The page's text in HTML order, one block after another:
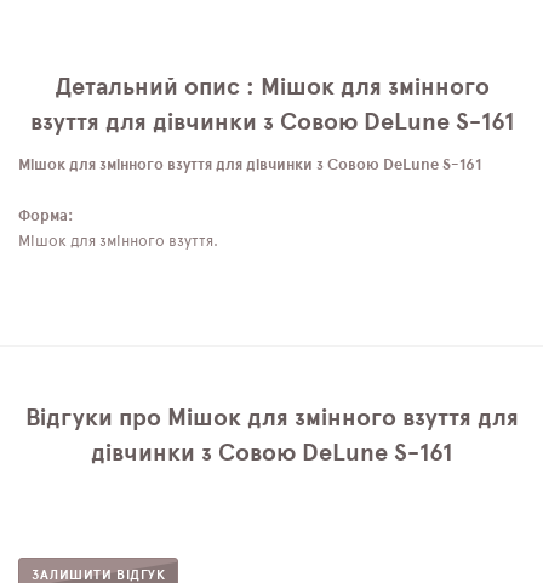
Детальний опис : Мішок для змінного
взуття для дівчинки з Совою DeLune S-161
Мішок для змінного взуття для дівчинки з Совою DeLune S-161
Форма:
Мішок для змінного взуття.
Відгуки про Мішок для змінного взуття для
дівчинки з Совою DeLune S-161
ЗАЛИШИТИ ВІДГУК